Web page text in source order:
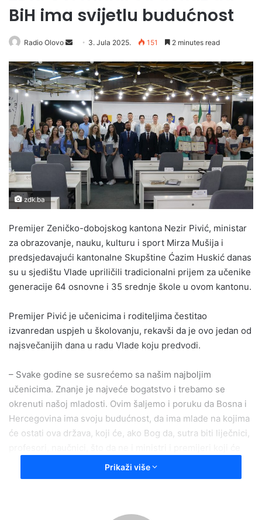
BiH ima svijetlu budućnost
Radio Olovo
n
d
a
n
e
m
a
i
l
3. Jula 2025. 151 2 minutes read
zdk.ba
Premijer Zeničko-dobojskog kantona Nezir Pivić, ministar
za obrazovanje, nauku, kulturu i sport Mirza Mušija i
predsjedavajući kantonalne Skupštine Ćazim Huskić danas
su u sjedištu Vlade upriličili tradicionalni prijem za učenike
generacije 64 osnovne i 35 srednje škole u ovom kantonu.
Premijer Pivić je učenicima i roditeljima čestitao
izvanredan uspjeh u školovanju, rekavši da je ovo jedan od
najsvečanijih dana u radu Vlade koju predvodi.
– Svake godine se susrećemo sa našim najboljim
učenicima. Znanje je najveće bogatstvo i trebamo se
okrenuti našoj mladosti. Ovim šaljemo i poruku da Bosna i
Hercegovina ima svoju budućnost, da ima mlade na kojima
će ostati ova država, koji će, ako Bog da, sutra biti liječnici,
voditi ovu državu uspješnije i od nas – rekao je premijer
Pivić.
Prikaži više